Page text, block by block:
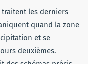
les derniers
quand la zone
et se
deuxièmes.